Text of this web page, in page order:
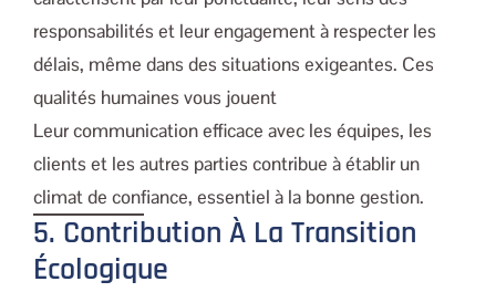
responsabilités et leur engagement à respecter les
délais, même dans des situations exigeantes. Ces
qualités humaines vous jouent
Leur communication efficace avec les équipes, les
clients et les autres parties contribue à établir un
climat de confiance, essentiel à la bonne gestion.
5. Contribution À La Transition
Écologique